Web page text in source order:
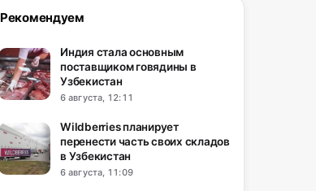
Рекомендуем
Индия стала основным
поставщиком говядины в
Узбекистан
6 августа, 12:11
Wildberries планирует
перенести часть своих складов
в Узбекистан
6 августа, 11:09